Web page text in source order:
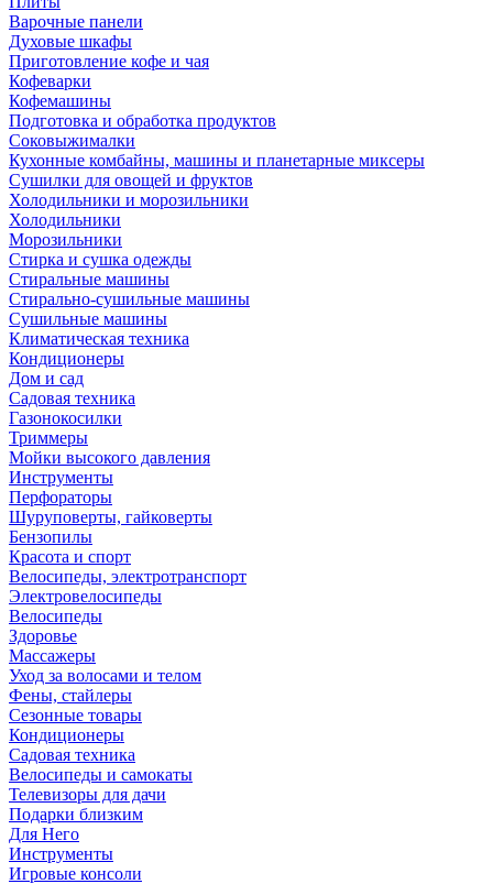
Варочные панели
Духовые шкафы
Приготовление кофе и чая
Кофеварки
Кофемашины
Подготовка и обработка продуктов
Соковыжималки
Кухонные комбайны, машины и планетарные миксеры
Сушилки для овощей и фруктов
Холодильники и морозильники
Холодильники
Морозильники
Стирка и сушка одежды
Стиральные машины
Стирально-сушильные машины
Сушильные машины
Климатическая техника
Кондиционеры
Дом и сад
Садовая техника
Газонокосилки
Триммеры
Мойки высокого давления
Инструменты
Перфораторы
Шуруповерты, гайковерты
Бензопилы
Красота и спорт
Велосипеды, электротранспорт
Электровелосипеды
Велосипеды
Здоровье
Массажеры
Уход за волосами и телом
Фены, стайлеры
Сезонные товары
Кондиционеры
Садовая техника
Велосипеды и самокаты
Телевизоры для дачи
Подарки близким
Для Него
Инструменты
Игровые консоли